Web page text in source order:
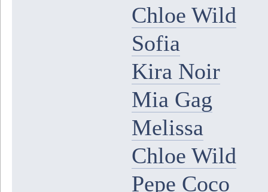
Chloe Wild
Sofia
Kira Noir
Mia Gag
Melissa
Chloe Wild
Pepe Coco